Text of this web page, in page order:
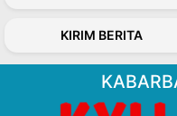
KIRIM BERITA